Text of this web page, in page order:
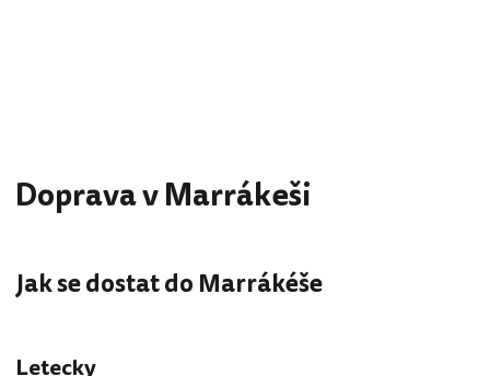
Doprava v Marrákeši
Jak se dostat do Marrákéše
Letecky